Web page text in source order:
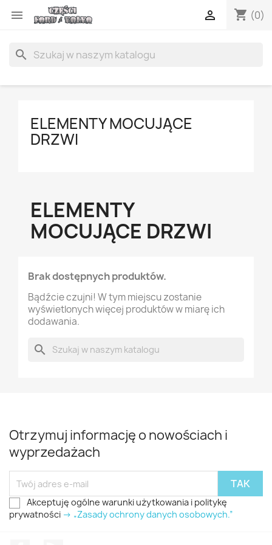
 shopping_cart (0)

search
ELEMENTY MOCUJĄCE
DRZWI
ELEMENTY
MOCUJĄCE DRZWI
Brak dostępnych produktów.
Bądźcie czujni! W tym miejscu zostanie
wyświetlonych więcej produktów w miarę ich
dodawania.
search
Otrzymuj informację o nowościach i
wyprzedażach
Akceptuję ogólne warunki użytkowania i politykę
prywatności -> „Zasady ochrony danych osobowych.”